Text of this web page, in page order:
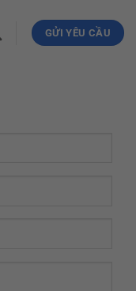
GỬI YÊU CẦU